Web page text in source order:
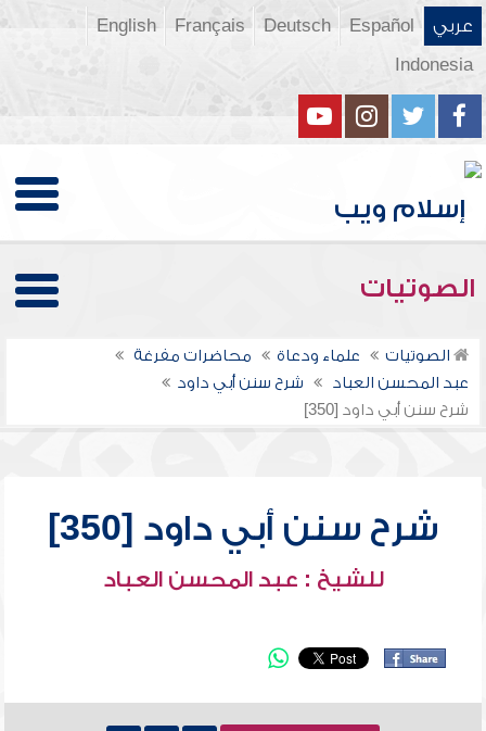
عربي Español
Deutsch
Français
English
Indonesia
الصوتيات
الصوتيات علماء ودعاة
محاضرات مفرغة
عبد المحسن العباد
شرح سنن أبي داود
شرح سنن أبي داود [350]
شرح سنن أبي داود [350]
للشيخ : عبد المحسن العباد